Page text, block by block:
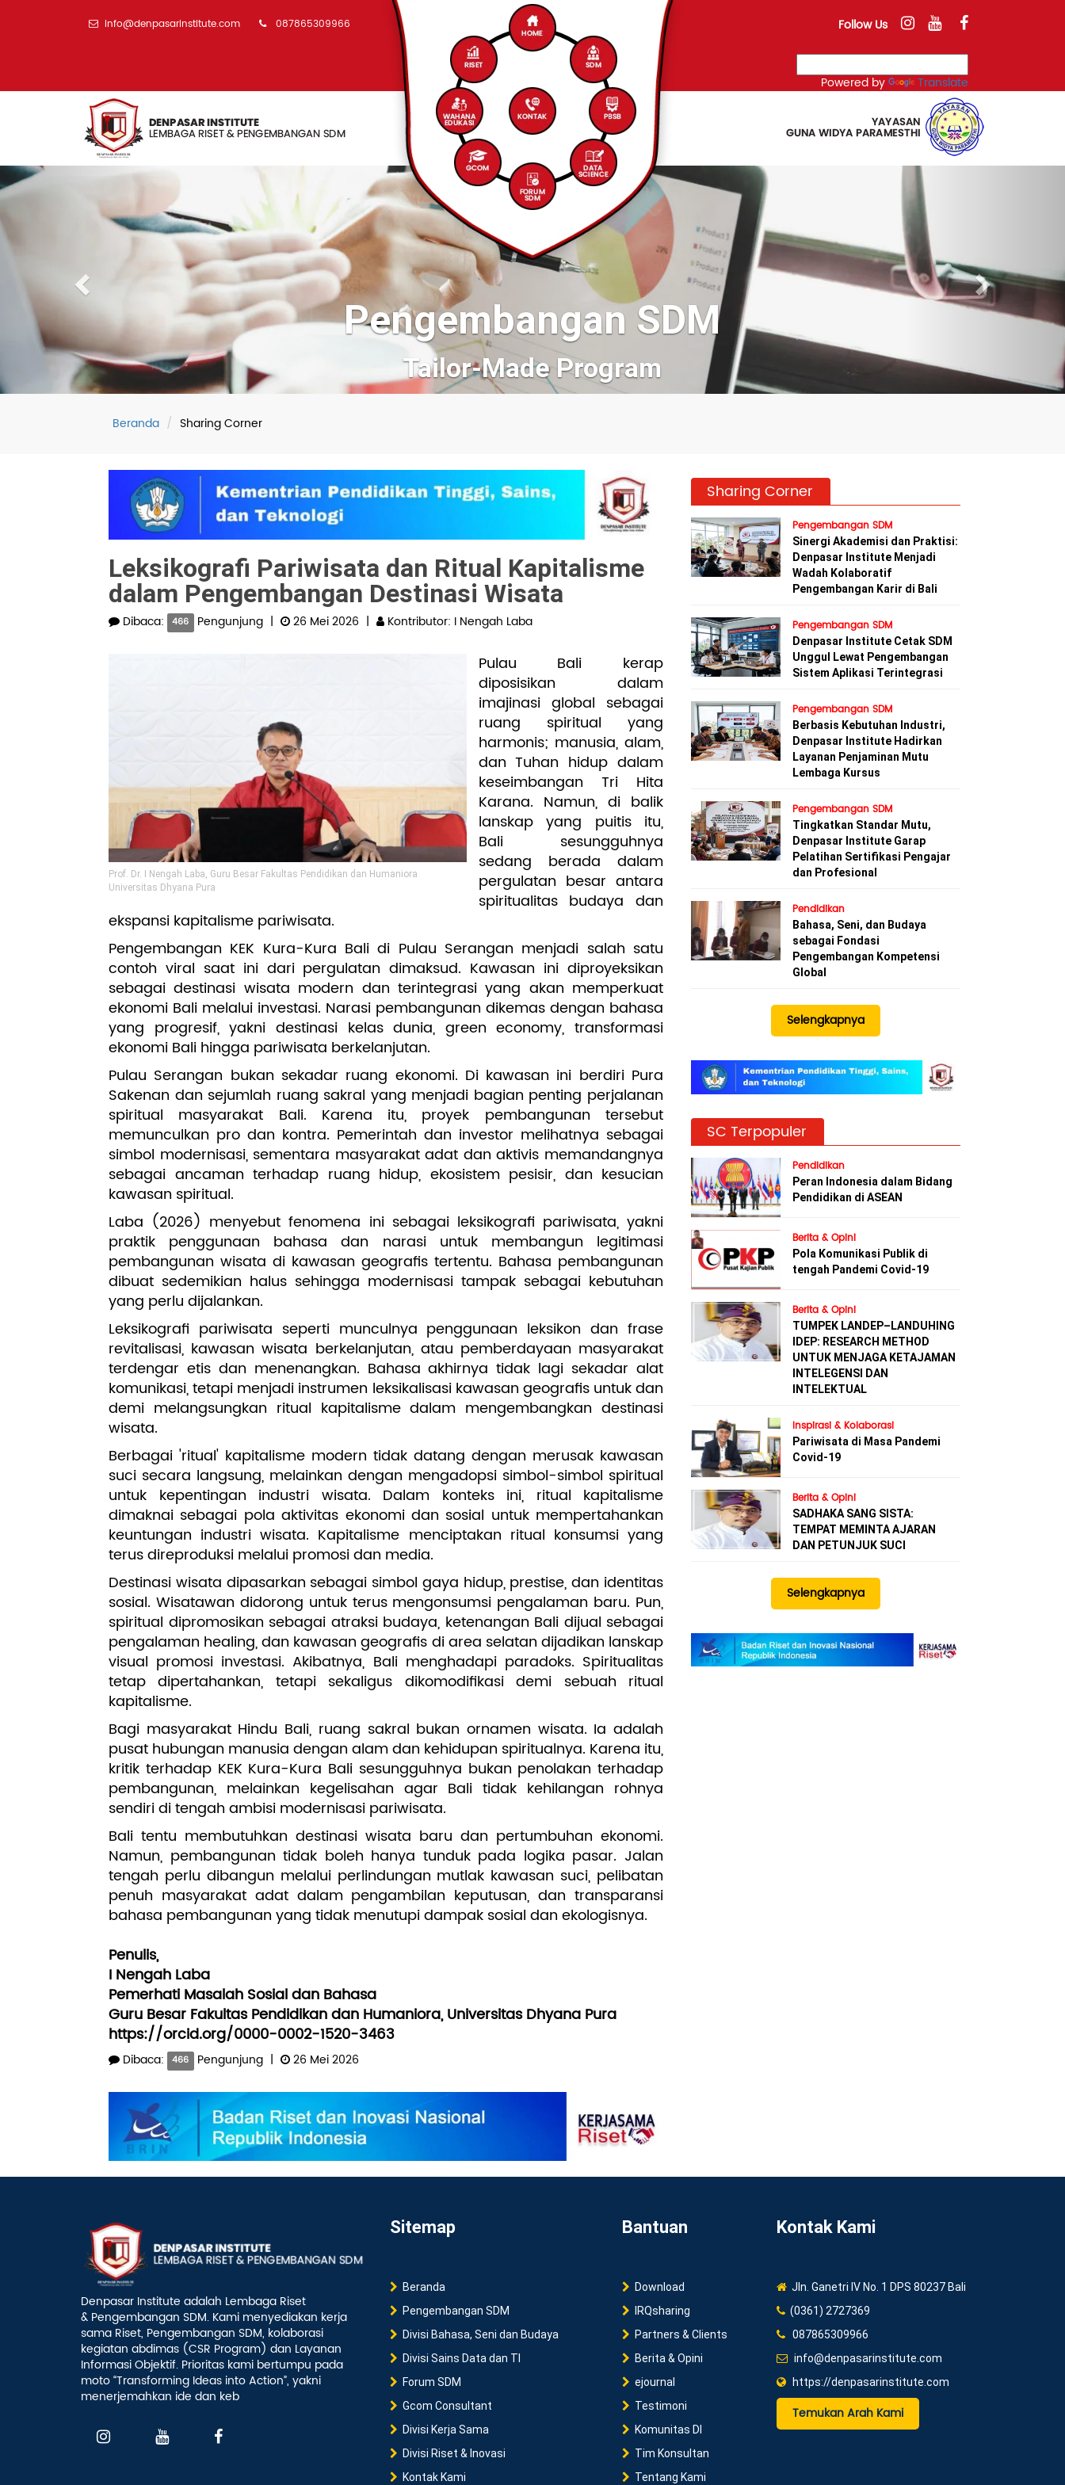
info@denpasarinstitute.com 087865309966 Follow Us
Powered by Translate
Pengembangan SDM
Pendidikan dan Pelatihan
Previous
Beranda Sharing Corner
Leksikografi Pariwisata dan Ritual Kapitalisme
dalam Pengembangan Destinasi Wisata
Dibaca: 466 Pengunjung | 26 Mei 2026 | Kontributor: I Nengah Laba
Prof. Dr. I Nengah Laba, Guru Besar Fakultas Pendidikan dan Humaniora
Universitas Dhyana Pura
Pulau Bali kerap
diposisikan dalam
imajinasi global sebagai
ruang spiritual yang
harmonis; manusia, alam,
dan Tuhan hidup dalam
keseimbangan Tri Hita
Karana. Namun, di balik
lanskap yang puitis itu,
Bali sesungguhnya
sedang berada dalam
pergulatan besar antara
spiritualitas budaya dan
ekspansi kapitalisme pariwisata.
Pengembangan KEK Kura-Kura Bali di Pulau Serangan menjadi salah satu
contoh viral saat ini dari pergulatan dimaksud. Kawasan ini diproyeksikan
sebagai destinasi wisata modern dan terintegrasi yang akan memperkuat
ekonomi Bali melalui investasi. Narasi pembangunan dikemas dengan bahasa
yang progresif, yakni destinasi kelas dunia, green economy, transformasi
ekonomi Bali hingga pariwisata berkelanjutan.
Pulau Serangan bukan sekadar ruang ekonomi. Di kawasan ini berdiri Pura
Sakenan dan sejumlah ruang sakral yang menjadi bagian penting perjalanan
spiritual masyarakat Bali. Karena itu, proyek pembangunan tersebut
memunculkan pro dan kontra. Pemerintah dan investor melihatnya sebagai
simbol modernisasi, sementara masyarakat adat dan aktivis memandangnya
sebagai ancaman terhadap ruang hidup, ekosistem pesisir, dan kesucian
kawasan spiritual.
Laba (2026) menyebut fenomena ini sebagai leksikografi pariwisata, yakni
praktik penggunaan bahasa dan narasi untuk membangun legitimasi
pembangunan wisata di kawasan geografis tertentu. Bahasa pembangunan
dibuat sedemikian halus sehingga modernisasi tampak sebagai kebutuhan
yang perlu dijalankan.
Leksikografi pariwisata seperti munculnya penggunaan leksikon dan frase
revitalisasi, kawasan wisata berkelanjutan, atau pemberdayaan masyarakat
terdengar etis dan menenangkan. Bahasa akhirnya tidak lagi sekadar alat
komunikasi, tetapi menjadi instrumen leksikalisasi kawasan geografis untuk dan
demi melangsungkan ritual kapitalisme dalam mengembangkan destinasi
wisata.
Berbagai 'ritual' kapitalisme modern tidak datang dengan merusak kawasan
suci secara langsung, melainkan dengan mengadopsi simbol-simbol spiritual
untuk kepentingan industri wisata. Dalam konteks ini, ritual kapitalisme
dimaknai sebagai pola aktivitas ekonomi dan sosial untuk mempertahankan
keuntungan industri wisata. Kapitalisme menciptakan ritual konsumsi yang
terus direproduksi melalui promosi dan media.
Destinasi wisata dipasarkan sebagai simbol gaya hidup, prestise, dan identitas
sosial. Wisatawan didorong untuk terus mengonsumsi pengalaman baru. Pun,
spiritual dipromosikan sebagai atraksi budaya, ketenangan Bali dijual sebagai
pengalaman healing, dan kawasan geografis di area selatan dijadikan lanskap
visual promosi investasi. Akibatnya, Bali menghadapi paradoks. Spiritualitas
tetap dipertahankan, tetapi sekaligus dikomodifikasi demi sebuah ritual
kapitalisme.
Bagi masyarakat Hindu Bali, ruang sakral bukan ornamen wisata. Ia adalah
pusat hubungan manusia dengan alam dan kehidupan spiritualnya. Karena itu,
kritik terhadap KEK Kura-Kura Bali sesungguhnya bukan penolakan terhadap
pembangunan, melainkan kegelisahan agar Bali tidak kehilangan rohnya
sendiri di tengah ambisi modernisasi pariwisata.
Bali tentu membutuhkan destinasi wisata baru dan pertumbuhan ekonomi.
Namun, pembangunan tidak boleh hanya tunduk pada logika pasar. Jalan
tengah perlu dibangun melalui perlindungan mutlak kawasan suci, pelibatan
penuh masyarakat adat dalam pengambilan keputusan, dan transparansi
bahasa pembangunan yang tidak menutupi dampak sosial dan ekologisnya.
Penulis,
I Nengah Laba
Pemerhati Masalah Sosial dan Bahasa
Guru Besar Fakultas Pendidikan dan Humaniora, Universitas Dhyana Pura
https://orcid.org/0000-0002-1520-3463
Dibaca: 466 Pengunjung | 26 Mei 2026
Sharing Corner
Pengembangan SDM
Sinergi Akademisi dan Praktisi:
Denpasar Institute Menjadi
Wadah Kolaboratif
Pengembangan Karir di Bali
Pengembangan SDM
Denpasar Institute Cetak SDM
Unggul Lewat Pengembangan
Sistem Aplikasi Terintegrasi
Pengembangan SDM
Berbasis Kebutuhan Industri,
Denpasar Institute Hadirkan
Layanan Penjaminan Mutu
Lembaga Kursus
Pengembangan SDM
Tingkatkan Standar Mutu,
Denpasar Institute Garap
Pelatihan Sertifikasi Pengajar
dan Profesional
Pendidikan
Bahasa, Seni, dan Budaya
sebagai Fondasi
Pengembangan Kompetensi
Global
Selengkapnya
SC Terpopuler
Pendidikan
Peran Indonesia dalam Bidang
Pendidikan di ASEAN
Berita & Opini
Pola Komunikasi Publik di
tengah Pandemi Covid-19
Berita & Opini
TUMPEK LANDEP–LANDUHING
IDEP: RESEARCH METHOD
UNTUK MENJAGA KETAJAMAN
INTELEGENSI DAN
INTELEKTUAL
Inspirasi & Kolaborasi
Pariwisata di Masa Pandemi
Covid-19
Berita & Opini
SADHAKA SANG SISTA:
TEMPAT MEMINTA AJARAN
DAN PETUNJUK SUCI
Selengkapnya
Denpasar Institute adalah Lembaga Riset
& Pengembangan SDM. Kami menyediakan kerja
sama Riset, Pengembangan SDM, kolaborasi
kegiatan abdimas (CSR Program) dan Layanan
Informasi Objektif. Prioritas kami bertumpu pada
moto “Transforming Ideas into Action”, yakni
menerjemahkan ide dan keb
Sitemap
Beranda
Pengembangan SDM
Divisi Bahasa, Seni dan Budaya
Divisi Sains Data dan TI
Forum SDM
Gcom Consultant
Divisi Kerja Sama
Divisi Riset & Inovasi
Kontak Kami
Bantuan
Download
IRQsharing
Partners & Clients
Berita & Opini
ejournal
Testimoni
Komunitas DI
Tim Konsultan
Tentang Kami
Kontak Kami
Jln. Ganetri IV No. 1 DPS 80237 Bali
(0361) 2727369
087865309966
info@denpasarinstitute.com
https://denpasarinstitute.com
Temukan Arah Kami